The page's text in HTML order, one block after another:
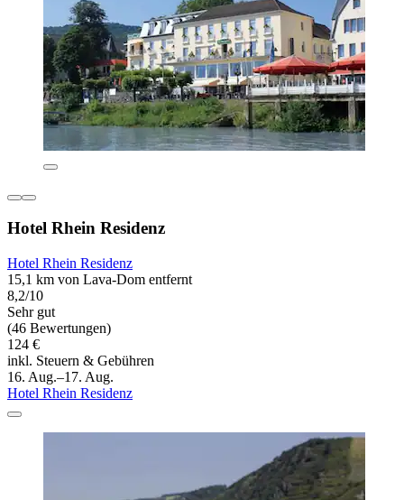
Hotel Rhein Residenz
Hotel Rhein Residenz
15,1 km von Lava-Dom entfernt
8,2/10
Sehr gut
(46 Bewertungen)
124 €
inkl. Steuern & Gebühren
16. Aug.–17. Aug.
Hotel Rhein Residenz